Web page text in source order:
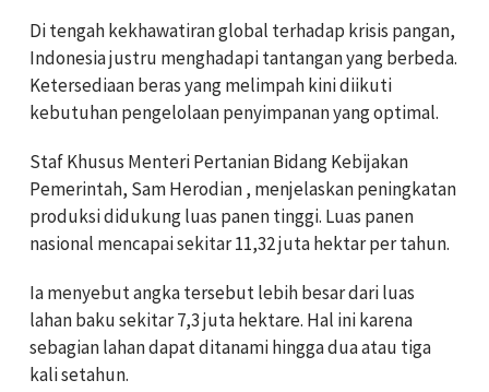
Di tengah kekhawatiran global terhadap krisis pangan,
Indonesia justru menghadapi tantangan yang berbeda.
Ketersediaan beras yang melimpah kini diikuti
kebutuhan pengelolaan penyimpanan yang optimal.
Staf Khusus Menteri Pertanian Bidang Kebijakan
Pemerintah, Sam Herodian , menjelaskan peningkatan
produksi didukung luas panen tinggi. Luas panen
nasional mencapai sekitar 11,32 juta hektar per tahun.
Ia menyebut angka tersebut lebih besar dari luas
lahan baku sekitar 7,3 juta hektare. Hal ini karena
sebagian lahan dapat ditanami hingga dua atau tiga
kali setahun.